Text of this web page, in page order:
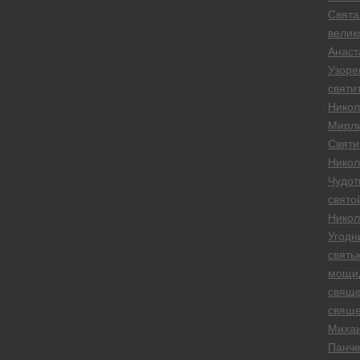
мощи